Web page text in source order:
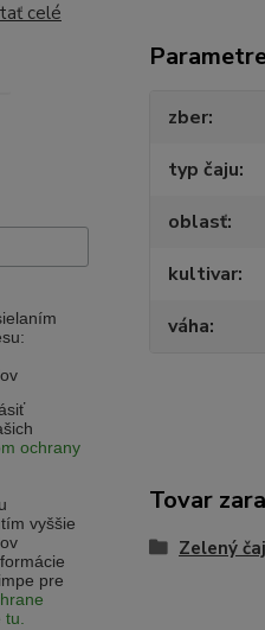
celé
ochrany
vyššie
pre
tu.
zber
typ čaju
oblasť
kultivar
váha
Tovar
Zelený čaj